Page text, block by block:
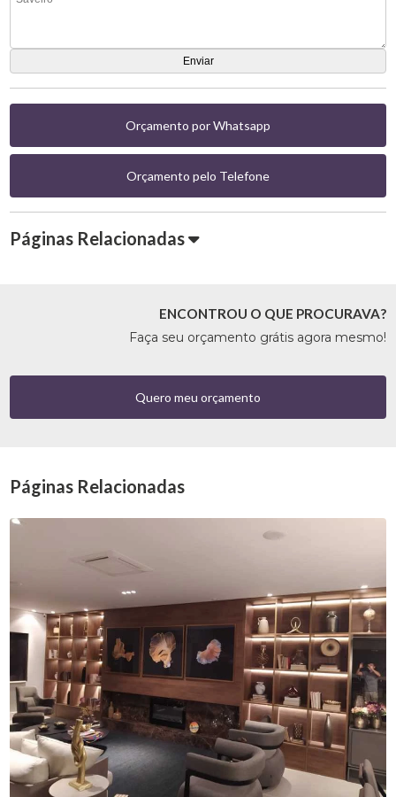
Orçamento por Whatsapp
Orçamento pelo Telefone
Páginas Relacionadas
ENCONTROU O QUE PROCURAVA?
Faça seu orçamento grátis agora mesmo!
Quero meu orçamento
Páginas Relacionadas